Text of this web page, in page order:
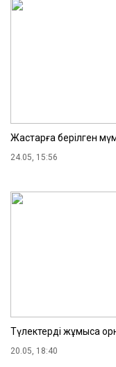
Жастарға берілген
24.05, 15:56
Түлектерді жұмысқа
20.05, 18:40